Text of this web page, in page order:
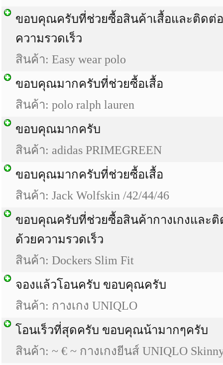
ขอบคุณครับที่ช่วยซื้อสินค้าเสื้อและติดต่อ
ความรวดเร็ว
สินค้า: Easy wear polo
ขอบคุณมากครับที่ช่วยซื้อเสื้อ
สินค้า: polo ralph lauren
ขอบคุณมากครับ
สินค้า: adidas PRIMEGREEN
ขอบคุณมากครับที่ช่วยซื้อเสื้อ
สินค้า: Jack Wolfskin /42/44/46
ขอบคุณครับที่ช่วยซื้อสินค้ากางเกงและติ
ด้วยความรวดเร็ว
สินค้า: Dockers Slim Fit
จองแล้วโอนครับ ขอบคุณครับ
สินค้า: กางเกง UNIQLO
โอนเร็วที่สุดครับ ขอบคุณน้ามากๆครับ
สินค้า: ~ € ~ กางเกงยีนส์ UNIQLO